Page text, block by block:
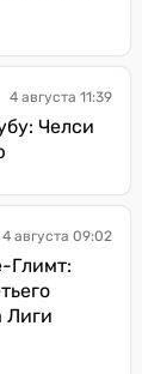
4 августа 11:39
Челси
4 августа 09:02
Глимт:
Лиги